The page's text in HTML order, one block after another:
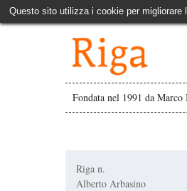
Questo sito utilizza i cookie per
Fondata nel 1991 da
Riga n.
Alberto Arbasino